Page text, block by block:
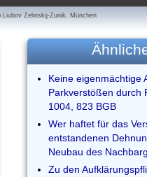
Zelinskij-Zunik, München
Keine eigenmächtige
Parkverstößen durch
1004, 823 BGB
Wer haftet für das
entstandenen
Neubau des
Zu den